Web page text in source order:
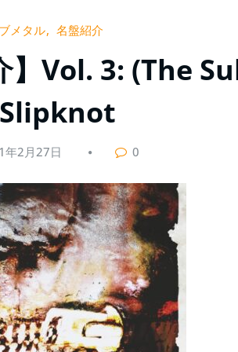
メタル 名盤紹介
】Vol. 3: (The
年2月27日 0